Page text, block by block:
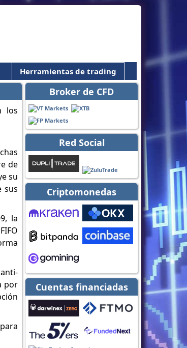
Herramientas de trading
Broker de CFD
Red Social
Criptomonedas
Cuentas financiadas
de
su
sus
la
por